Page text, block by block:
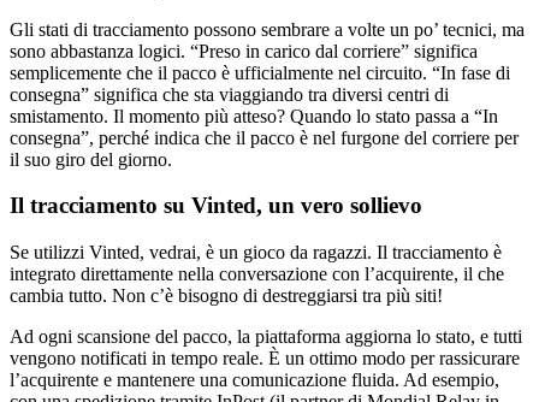
Gli stati di tracciamento possono sembrare a volte un po’ tecnici, ma
sono abbastanza logici. “Preso in carico dal corriere” significa
semplicemente che il pacco è ufficialmente nel circuito. “In fase di
consegna” significa che sta viaggiando tra diversi centri di
smistamento. Il momento più atteso? Quando lo stato passa a “In
consegna”, perché indica che il pacco è nel furgone del corriere per
il suo giro del giorno.
Il tracciamento su Vinted, un vero sollievo
Se utilizzi Vinted, vedrai, è un gioco da ragazzi. Il tracciamento è
integrato direttamente nella conversazione con l’acquirente, il che
cambia tutto. Non c’è bisogno di destreggiarsi tra più siti!
Ad ogni scansione del pacco, la piattaforma aggiorna lo stato, e tutti
vengono notificati in tempo reale. È un ottimo modo per rassicurare
l’acquirente e mantenere una comunicazione fluida. Ad esempio,